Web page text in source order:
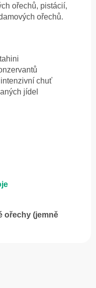
ořechů, pistácií,
ořechů.
chuť
jídel
ořechy (jemně